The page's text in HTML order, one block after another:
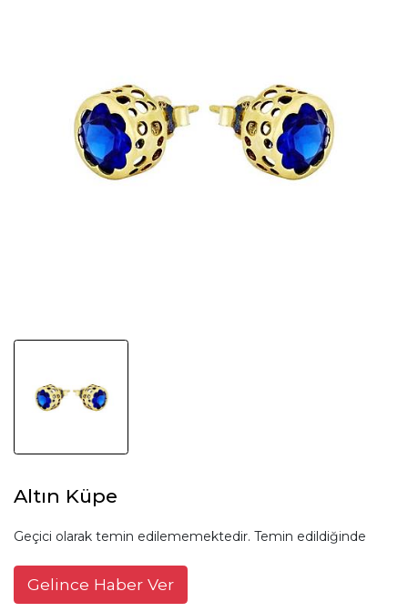
Altın Küpe
Geçici olarak temin edilememektedir. Temin edildiğinde
Gelince Haber Ver